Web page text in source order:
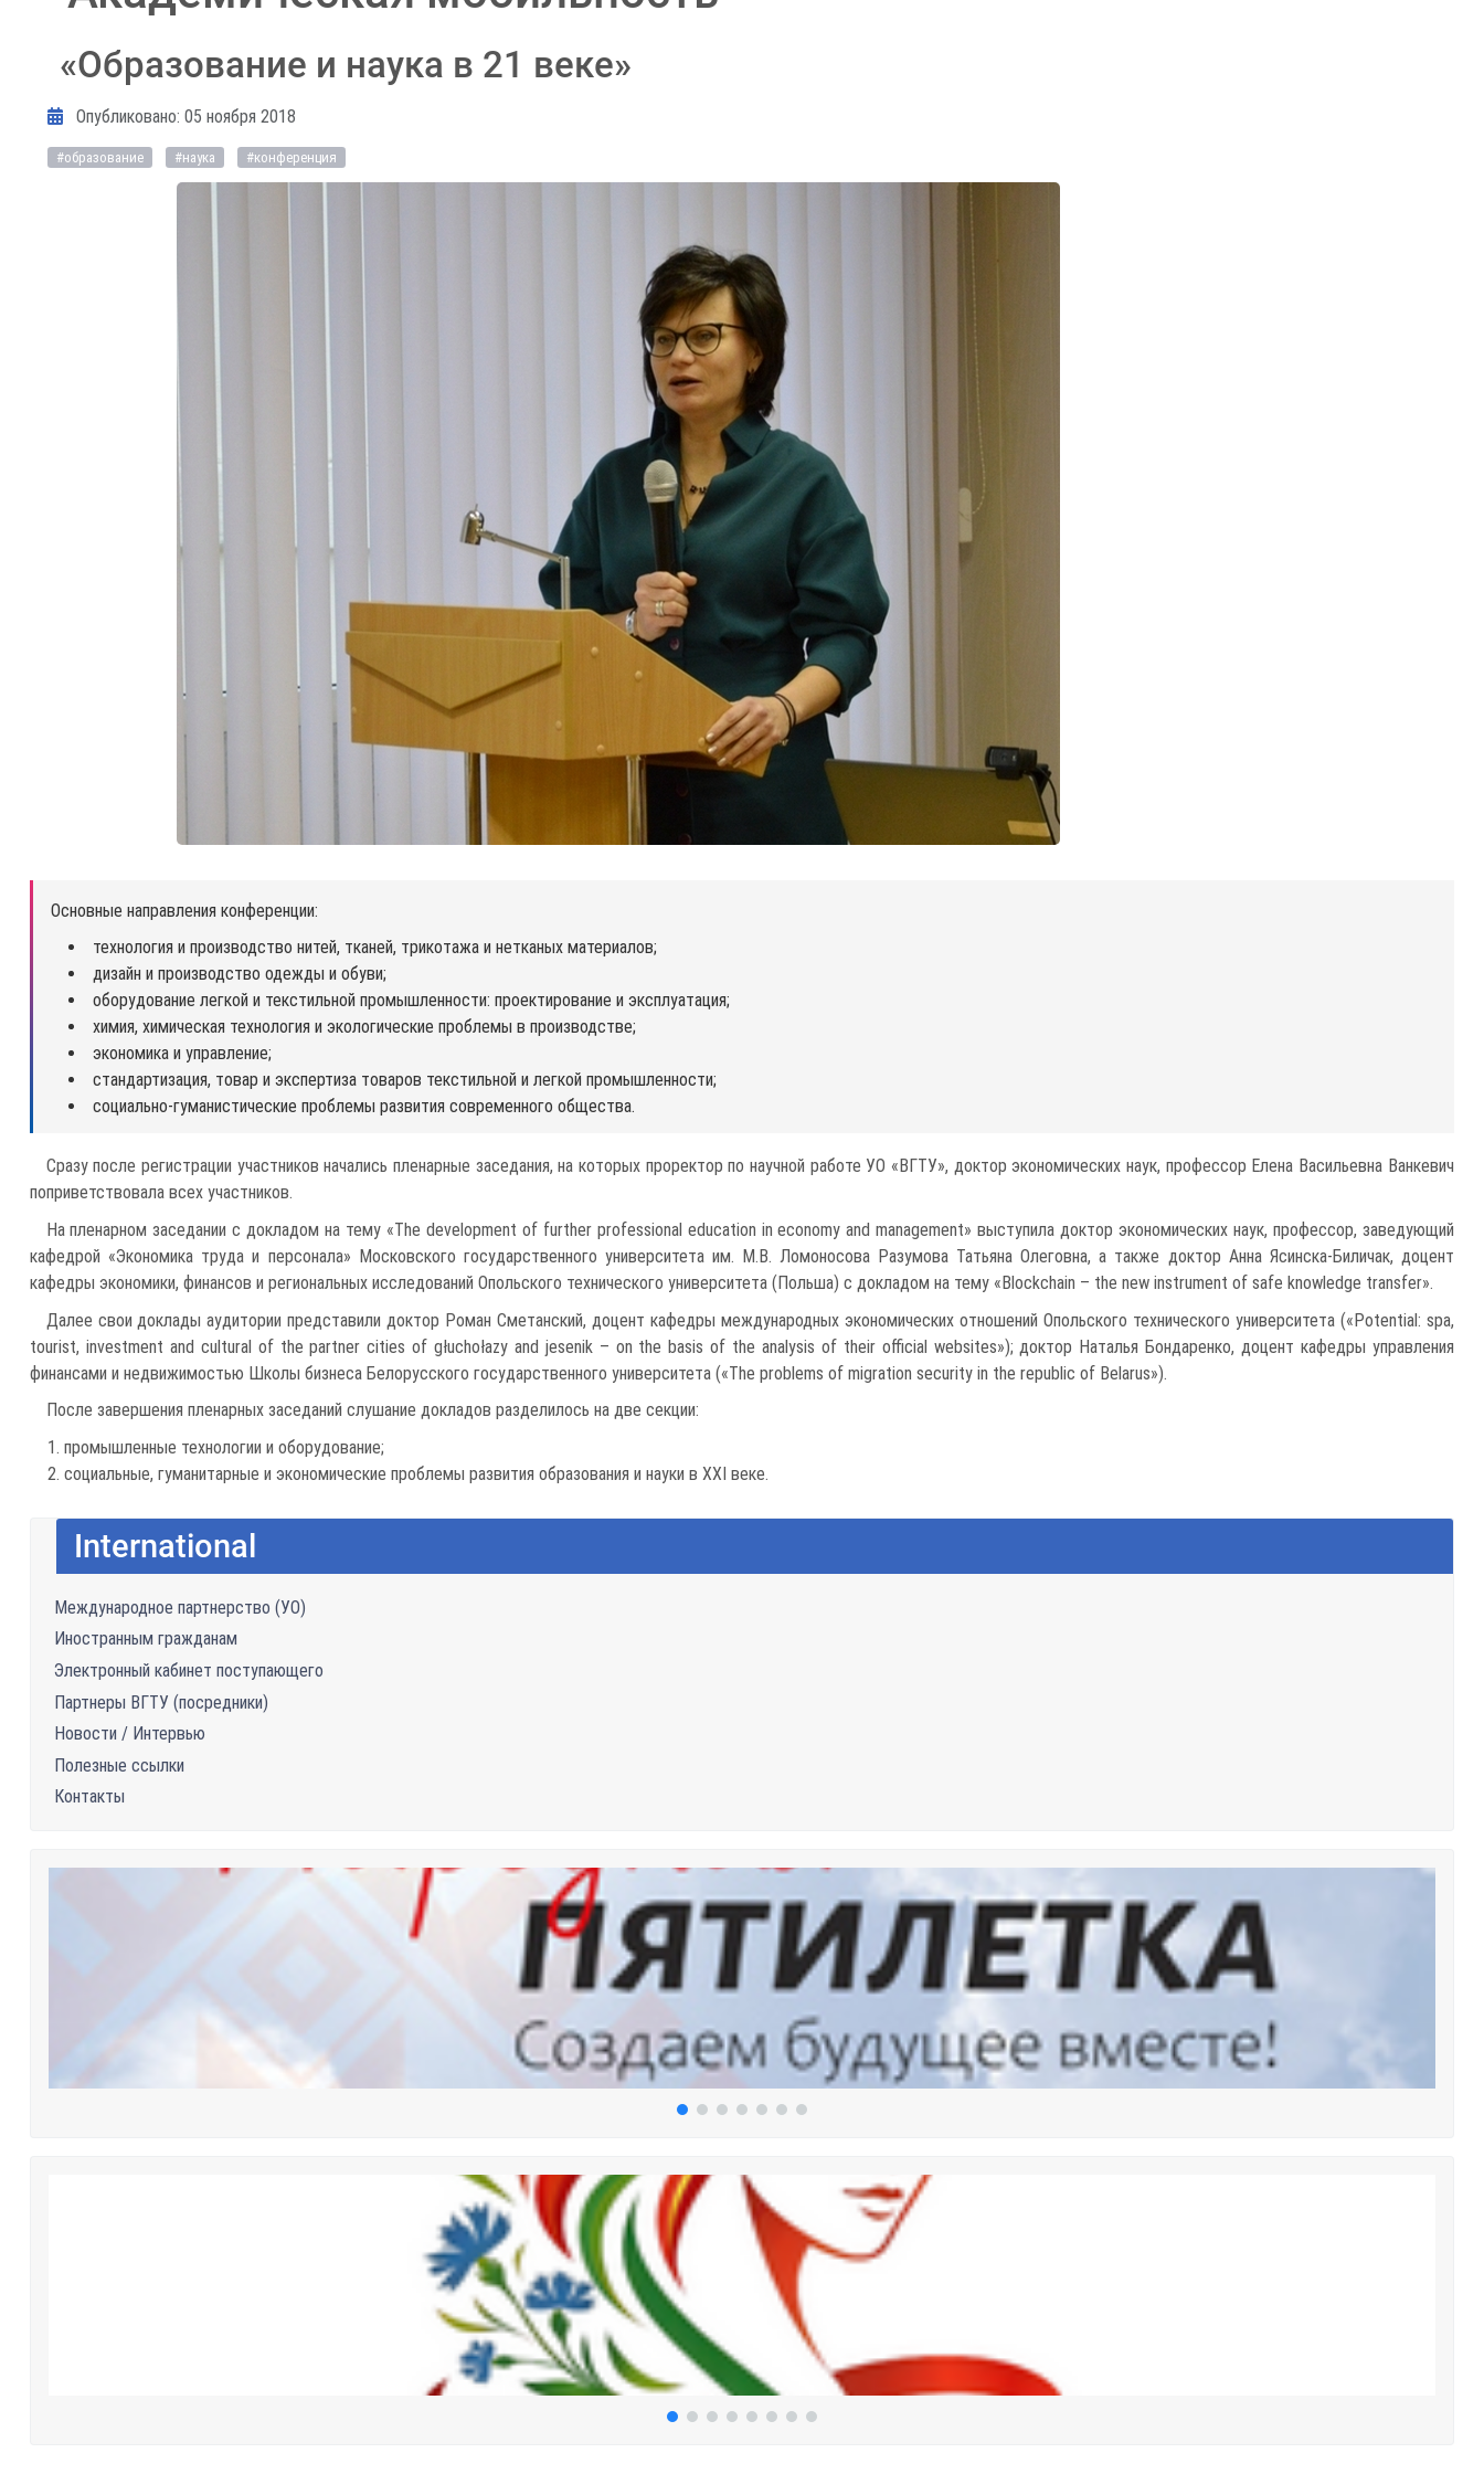
«Образование и наука в 21 веке»
Информация о материале
Опубликовано: 05 ноября 2018
#образование #наука #конференция
Основные направления конференции:
технология и производство нитей, тканей, трикотажа и нетканых материалов;
дизайн и производство одежды и обуви;
оборудование легкой и текстильной промышленности: проектирование и эксплуатация;
химия, химическая технология и экологические проблемы в производстве;
экономика и управление;
стандартизация, товар и экспертиза товаров текстильной и легкой промышленности;
социально-гуманистические проблемы развития современного общества.
Сразу после регистрации участников начались пленарные заседания, на которых проректор по научной работе УО «ВГТУ», доктор экономических наук, профессор Елена Васильевна Ванкевич
поприветствовала всех участников.
На пленарном заседании с докладом на тему «The development of further professional education in economy and management» выступила доктор экономических наук, профессор, заведующий
кафедрой «Экономика труда и персонала» Московского государственного университета им. М.В. Ломоносова Разумова Татьяна Олеговна, а также доктор Анна Ясинска-Биличак, доцент
кафедры экономики, финансов и региональных исследований Опольского технического университета (Польша) с докладом на тему «Blockchain – the new instrument of safe knowledge transfer».
Далее свои доклады аудитории представили доктор Роман Сметанский, доцент кафедры международных экономических отношений Опольского технического университета («Potential: spa,
tourist, investment and cultural of the partner cities of głuchołazy and jesenik – on the basis of the analysis of their official websites»); доктор Наталья Бондаренко, доцент кафедры управления
финансами и недвижимостью Школы бизнеса Белорусского государственного университета («The problems of migration security in the republic of Belarus»).
После завершения пленарных заседаний слушание докладов разделилось на две секции:
промышленные технологии и оборудование;
социальные, гуманитарные и экономические проблемы развития образования и науки в XXI веке.
International
Международное партнерство (УО)
Иностранным гражданам
Электронный кабинет поступающего
Партнеры ВГТУ (посредники)
Новости / Интервью
Полезные ссылки
Контакты